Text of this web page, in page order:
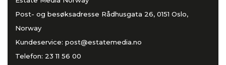
Post- og besøksadresse Rådhusgata 26, 0151 Oslo,
Norway
Kundeservice: post@estatemedia.no
Telefon: 23 11 56 00